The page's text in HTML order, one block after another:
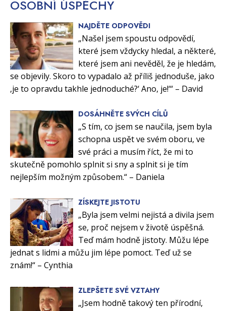
OSOBNÍ ÚSPĚCHY
NAJDĚTE ODPOVĚDI
„Našel jsem spoustu odpovědí,
které jsem vždycky hledal, a některé,
které jsem ani nevěděl, že je hledám,
se objevily. Skoro to vypadalo až příliš jednoduše, jako
‚je to opravdu takhle jednoduché?‘ Ano, je!‘“ – David
DOSÁHNĚTE SVÝCH CÍLŮ
„S tím, co jsem se naučila, jsem byla
schopna uspět ve svém oboru, ve
své práci a musím říct, že mi to
skutečně pomohlo splnit si sny a splnit si je tím
nejlepším možným způsobem.“ – Daniela
ZÍSKEJTE JISTOTU
„Byla jsem velmi nejistá a divila jsem
se, proč nejsem v životě úspěšná.
Teď mám hodně jistoty. Můžu lépe
jednat s lidmi a můžu jim lépe pomoct. Teď už se
znám!“ – Cynthia
ZLEPŠETE SVÉ VZTAHY
„Jsem hodně takový ten přírodní,